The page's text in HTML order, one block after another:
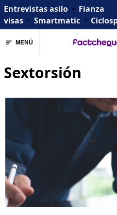
Entrevistas asilo • Fianza
visas • Smartmatic •
MENÚ
Sextorsión